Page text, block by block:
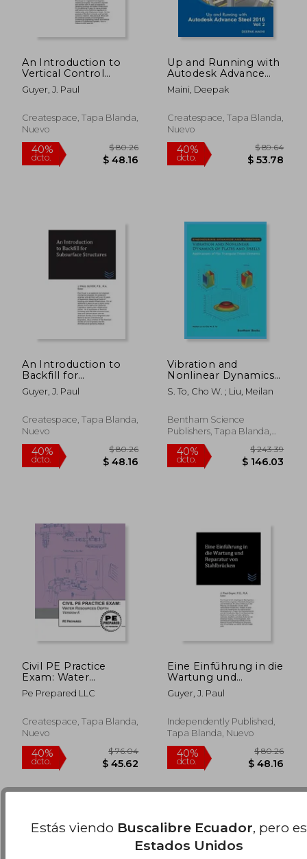
40% $ 111.79 40%
40%
dcto.
40%
dcto.
An Introduction to
Vertical Control
Survey Techniques
(en Inglés)
Guyer, J. Paul
Createspace, Tapa Blanda,
Nuevo
dcto. $ 48.16
Up and Running with
Autodesk Advance
Steel 2016: Volume: 2
(en Inglés)
Maini, Deepak
Createspace, Tapa Blanda,
Nuevo
dcto.
An Introduction to
Backfill for
Subsurface Structures
(en Inglés)
Guyer, J. Paul
Createspace, Tapa Blanda,
Nuevo
Vibration and
Nonlinear Dynamics
of Plates and Shells -
Applications of Flat
Elements (en Inglés)
S. To, Cho W. ; Liu, Meilan
Bentham Science
Publishers, Tapa Blanda,
Nuevo
Civil PE Practice
Exam: Water
Resources Depth
Version A (en Inglés)
Pe Prepared LLC
Createspace, Tapa Blanda,
Nuevo
Eine Einführung in die
Wartung und
Reparatur von
Stahlbrücken (en
Guyer, J. Paul
Independently Published,
Tapa Blanda, Nuevo
Estás viendo Buscalibre Ecuador, pero
Estados Unidos